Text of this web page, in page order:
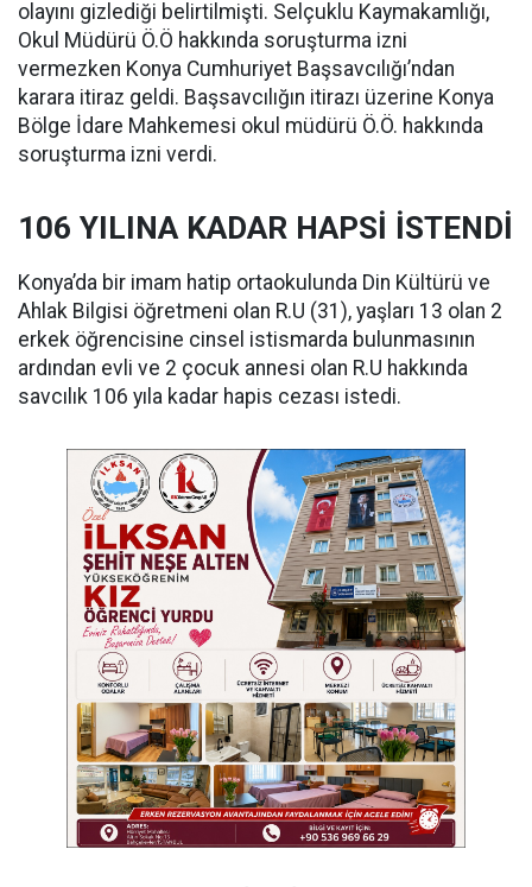
olayını gizlediği belirtilmişti. Selçuklu Kaymakamlığı,
Okul Müdürü Ö.Ö hakkında soruşturma izni
vermezken Konya Cumhuriyet Başsavcılığı’ndan
karara itiraz geldi. Başsavcılığın itirazı üzerine Konya
Bölge İdare Mahkemesi okul müdürü Ö.Ö. hakkında
soruşturma izni verdi.
106 YILINA KADAR HAPSİ İSTENDİ
Konya’da bir imam hatip ortaokulunda Din Kültürü ve
Ahlak Bilgisi öğretmeni olan R.U (31), yaşları 13 olan 2
erkek öğrencisine cinsel istismarda bulunmasının
ardından evli ve 2 çocuk annesi olan R.U hakkında
savcılık 106 yıla kadar hapis cezası istedi.